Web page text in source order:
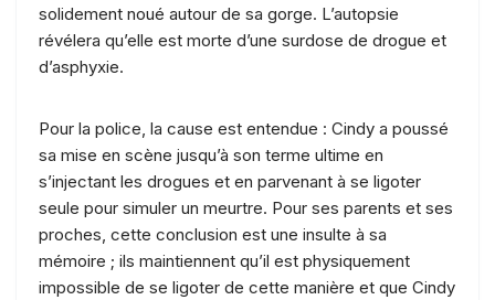
solidement noué autour de sa gorge. L’autopsie
révélera qu’elle est morte d’une surdose de drogue et
d’asphyxie.
Pour la police, la cause est entendue : Cindy a poussé
sa mise en scène jusqu’à son terme ultime en
s’injectant les drogues et en parvenant à se ligoter
seule pour simuler un meurtre. Pour ses parents et ses
proches, cette conclusion est une insulte à sa
mémoire ; ils maintiennent qu’il est physiquement
impossible de se ligoter de cette manière et que Cindy